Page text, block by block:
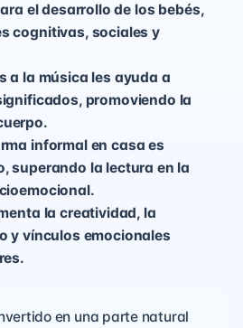
el desarrollo de los bebés,
cognitivas, sociales y
a la música les ayuda a
promoviendo la
informal en casa es
superando la lectura en la
la creatividad, la
y vínculos emocionales
en una parte natural